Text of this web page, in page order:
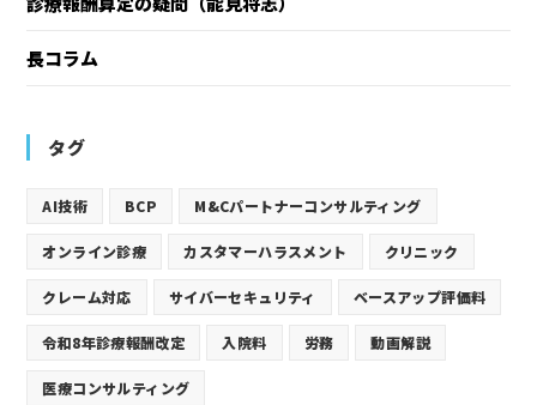
長コラム
タグ
AI技術 BCP M&Cパートナーコンサルティング
オンライン診療 カスタマーハラスメント クリニック
クレーム対応 サイバーセキュリティ ベースアップ評価料
令和8年診療報酬改定 入院料 労務 動画解説
医療コンサルティング